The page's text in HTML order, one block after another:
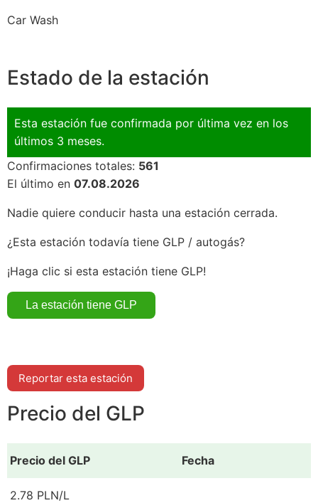
Car Wash
Estado de la estación
Esta estación fue confirmada por última vez en los
últimos 3 meses.
Confirmaciones totales: 561
El último en 07.08.2026
Nadie quiere conducir hasta una estación cerrada.
¿Esta estación todavía tiene GLP / autogás?
¡Haga clic si esta estación tiene GLP!
Reportar esta estación
Precio del GLP
Precio del GLP Fecha
2.78 PLN/L